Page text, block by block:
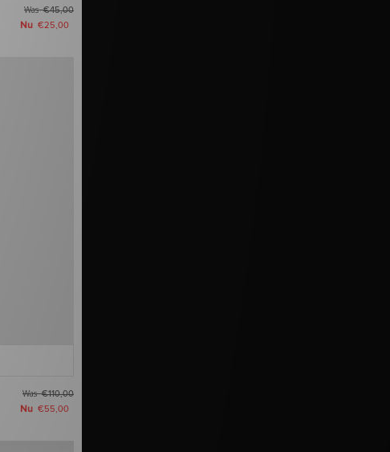
Was€45,00
Nu €25,00
Was€110,00
Nu €55,00